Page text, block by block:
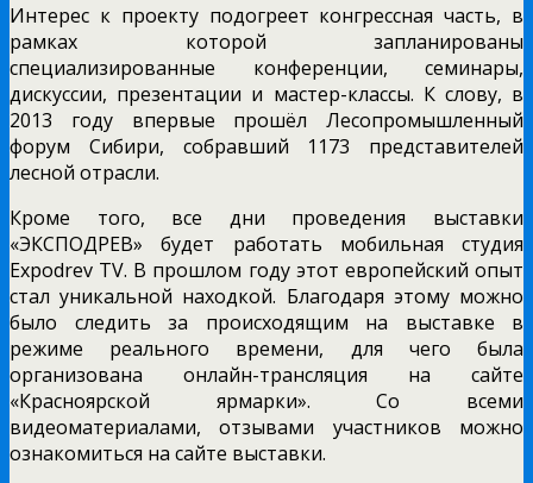
Интерес к проекту подогреет конгрессная часть, в
рамках которой запланированы
специализированные конференции, семинары,
дискуссии, презентации и мастер-классы. К слову, в
2013 году впервые прошёл Лесопромышленный
форум Сибири, собравший 1173 представителей
лесной отрасли.
Кроме того, все дни проведения выставки
«ЭКСПОДРЕВ» будет работать мобильная студия
Expodrev TV. В прошлом году этот европейский опыт
стал уникальной находкой. Благодаря этому можно
было следить за происходящим на выставке в
режиме реального времени, для чего была
организована онлайн-трансляция на сайте
«Красноярской ярмарки». Со всеми
видеоматериалами, отзывами участников можно
ознакомиться на сайте выставки.